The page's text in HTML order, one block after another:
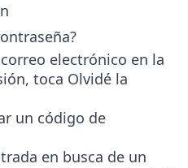
electrónico en la
toca Olvidé la
un código de
en busca de un